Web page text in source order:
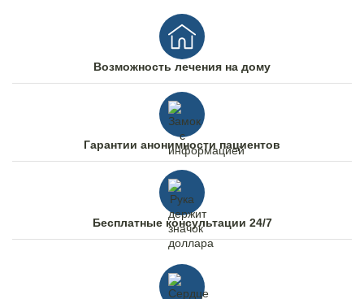
Возможность лечения на дому
Гарантии анонимности пациентов
Бесплатные консультации 24/7